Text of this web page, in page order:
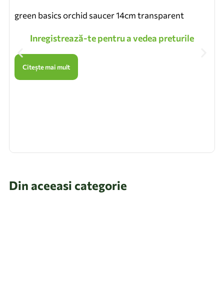
green basics orchid saucer 14cm transparent
Inregistrează-te pentru a vedea preturile
Citește mai mult
Din aceeasi categorie